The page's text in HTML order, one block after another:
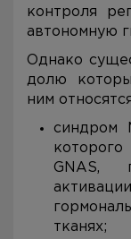
контроля
автономную
Однако
долю
ним
синдром
которого
GNAS,
тканях;